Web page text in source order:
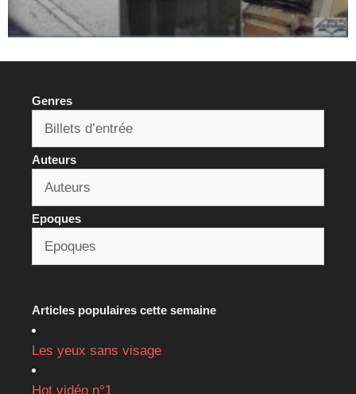
Genres
Auteurs
Epoques
Articles populaires cette semaine
Les yeux sans visage
Hot vidéo n°1